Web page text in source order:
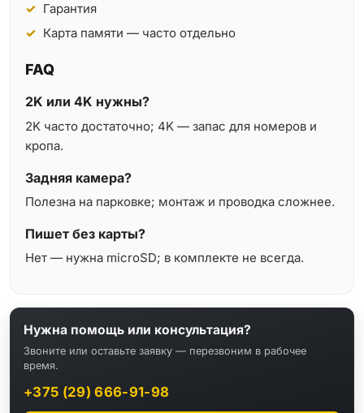
Гарантия
Карта памяти — часто отдельно
FAQ
2K или 4K нужны?
2K часто достаточно; 4K — запас для номеров и
кропа.
Задняя камера?
Полезна на парковке; монтаж и проводка сложнее.
Пишет без карты?
Нет — нужна microSD; в комплекте не всегда.
Нужна помощь или консультация?
Звоните или оставьте заявку — перезвоним в рабочее
время.
+375 (29) 666-91-98